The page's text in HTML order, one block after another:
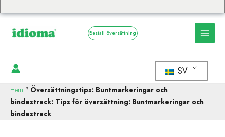
Beställ översättning
SV
Hem " Översättningstips: Buntmarkeringar och
bindestreck: Tips för översättning: Buntmarkeringar och
bindestreck